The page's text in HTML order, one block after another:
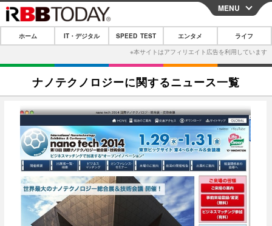
CLOSE
ホーム
IT・デジタル
IT・デジタルTOP スマートフォン
ネタ ガジェット・ツール
ショッピング その他
エンタメ
エンタメTOP 映画・ドラマ
韓流・K-POP 韓国・芸能
音楽 スポーツ
グラビア ブログ
ライフ
ライフTOP グルメ
ペット ショッピング
その他
リリース一覧
プッシュ通知の停止方法
MENU
ホーム IT・デジタル SPEED TEST エンタメ ライフ
ナノテクノロジーに関するニュース一覧